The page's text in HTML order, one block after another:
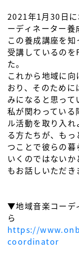
2021年1月30日
ーディネーター養
この養成講座を
受講しているの
た。
これから地域に
おり、そのため
みになると思って
私が関わっている
ル活動を取り入
る方たちが、も
つことで彼らの
いくのではない
もお話しいただき
▼地域音楽コーデ
ら
https://
coordinator